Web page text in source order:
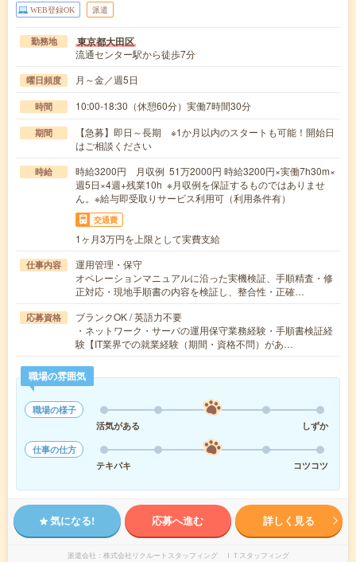
WEB登録OK 派遣
勤務地 東京都大田区
流通センター駅から徒歩7分
曜日頻度 月～金／週5日
時間 10:00-18:30（休憩60分）実働7時間30分
期間
【急募】即日～長期 ※1か月以内のスタートも可能！開始日
はご相談ください
時給
時給3200円 月収例 51万2000円 時給3200円×実働7h30m×
週5日×4週+残業10h ※月収例を保証するものではありませ
ん。※給与即受取りサービス利用可（利用条件有）
交通費
1ヶ月3万円を上限として実費支給
仕事内容
運用管理・保守
オペレーションマニュアルに沿った実機検証、手順精査・修
正対応・現地手順書の内容を検証し、整合性・正確…
応募資格
ブランクOK / 英語力不要
・ネットワーク・サーバの運用保守業務経験・手順書検証経
験【IT業界での就業経験（期間・資格不問）があ…
職場の雰囲気
職場の様子
活気がある
しずか
仕事の仕方
テキパキ
コツコツ
気になる! 応募へ進む 詳しく見る
派遣会社 株式会社リクルートスタッフィング ＩＴスタッフィング